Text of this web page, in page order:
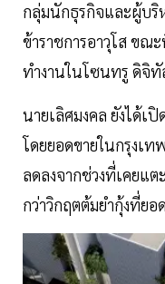
กลุ่มนักธุรกิจและผู้บริ
ข้าราชการอาวุโส ข
ทำงานในโซนทรู ดิจิทั
นายเลิศมงคล ยังได้เ
โดยยอดขายในกรุงเ
ลดลงจากช่วงที่เคยแ
กว่าวิกฤตต้มยำกุ้งที่ย